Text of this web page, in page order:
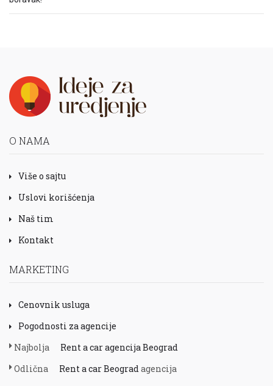
O NAMA
Više o sajtu
Uslovi korišćenja
Naš tim
Kontakt
MARKETING
Cenovnik usluga
Pogodnosti za agencije
Najbolja
Rent a car agencija Beograd
Odlična
Rent a car Beogradagencija